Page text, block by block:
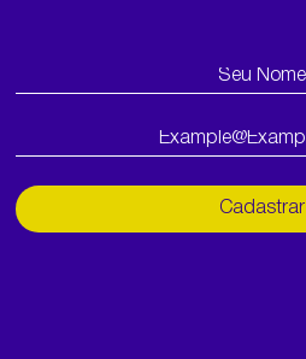
Cadastrar